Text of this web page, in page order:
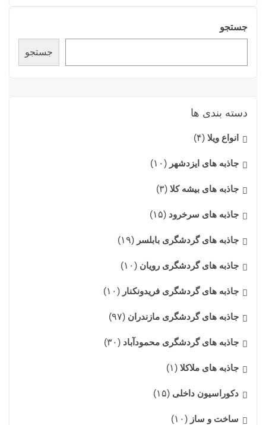
جستجو
جستجو
دسته بندی ها
انواع ویلا (۴)
جاذبه های ایزدشهر (۱۰)
جاذبه های بیشه کلا (۳)
جاذبه های سرخرود (۱۵)
جاذبه های گردشگری بابلسر (۱۹)
جاذبه های گردشگری رویان (۱۰)
جاذبه های گردشگری فریدونکنار (۱۰)
جاذبه های گردشگری مازندران (۹۷)
جاذبه های گردشگری محمودآباد (۳۰)
جاذبه های ملاکلا (۱)
دکوراسیون داخلی (۱۵)
ساخت و ساز (۱۰)